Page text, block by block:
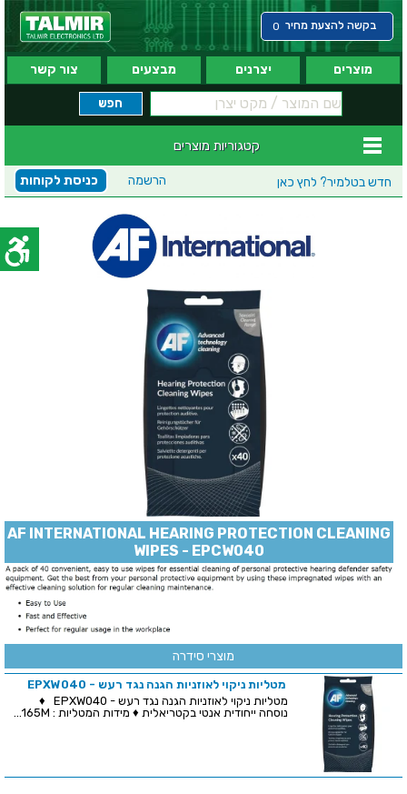
בקשה להצעת מחיר 0
מוצרים יצרנים מבצעים צור קשר
קטגוריות מוצרים
חדש בטלמיר? לחץ כאן כניסת לקוחות הרשמה
AF INTERNATIONAL HEARING PROTECTION CLEANING
WIPES - EPCW040
מוצרי סידרה
מטליות ניקוי לאוזניות הגנה נגד רעש - EPXW040
מטליות ניקוי לאוזניות הגנה נגד רעש - EPXW040 ♦
נוסחה ייחודית אנטי בקטריאלית ♦ מידות המטליות : 165M...